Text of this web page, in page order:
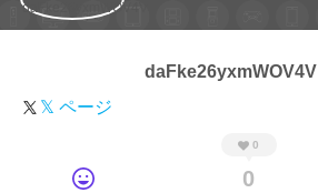
daFke26yxmWOV4V
𝕏 ページ
0
0